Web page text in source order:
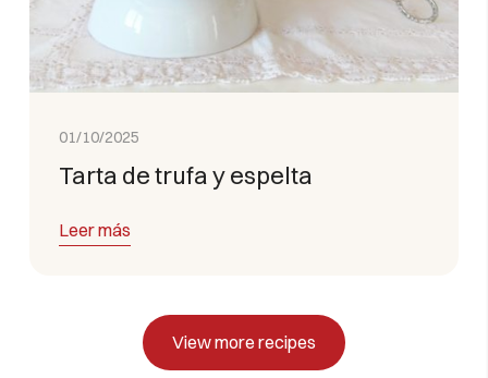
01/10/2025
Tarta de trufa y espelta
Leer más
View more recipes